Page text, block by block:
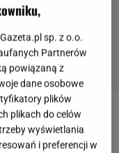
szczęście u
pobrali
sp. z o.o.
Partnerów
powiązaną z
dane osobowe
plików
plikach do celów
wyświetlania
i preferencji w